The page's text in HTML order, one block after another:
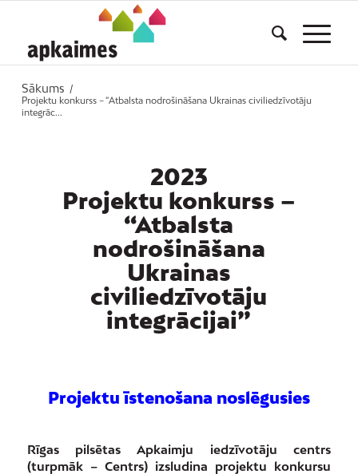
Sākums
/
Projektu konkurss – “Atbalsta nodrošināšana Ukrainas civiliedzīvotāju
integrāc...
2023
Projektu konkurss –
“Atbalsta
nodrošināšana
Ukrainas
civiliedzīvotāju
integrācijai”
Projektu īstenošana noslēgusies
Rīgas pilsētas Apkaimju iedzīvotāju centrs
(turpmāk – Centrs) izsludina projektu konkursu